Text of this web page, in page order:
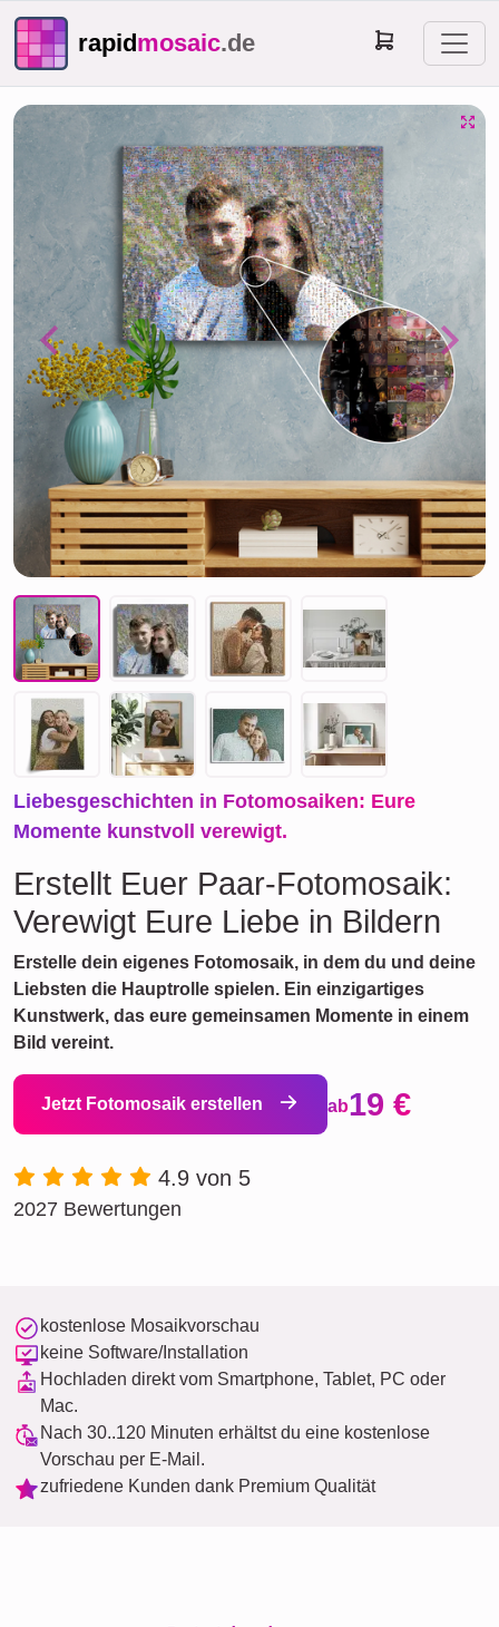
rapidmosaic.de
Previous Next
Liebesgeschichten in Fotomosaiken: Eure
Momente kunstvoll verewigt.
Erstellt Euer Paar-Fotomosaik:
Verewigt Eure Liebe in Bildern
Erstelle dein eigenes Fotomosaik, in dem du und deine
Liebsten die Hauptrolle spielen. Ein einzigartiges
Kunstwerk, das eure gemeinsamen Momente in einem
Bild vereint.
Jetzt Fotomosaik erstellen ab19 €
4.9 von 5
2027 Bewertungen
kostenlose Mosaikvorschau
keine Software/Installation
Hochladen direkt vom Smartphone, Tablet, PC oder
Mac.
Nach 30..120 Minuten erhältst du eine kostenlose
Vorschau per E-Mail.
zufriedene Kunden dank Premium Qualität